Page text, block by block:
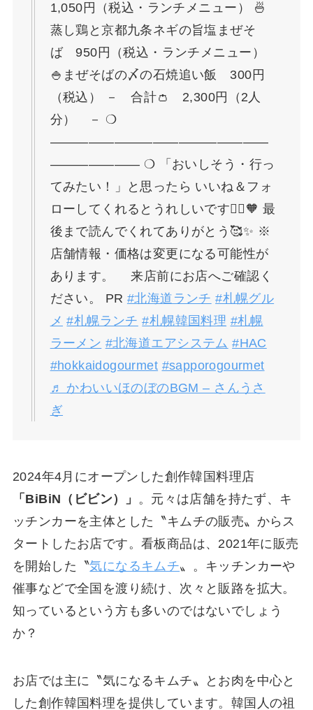
1,050円（税込・ランチメニュー） 🍜
蒸し鶏と京都九条ネギの旨塩まぜそ
ば 950円（税込・ランチメニュー）
🍚まぜそばの〆の石焼追い飯 300円
（税込） － 合計👛 2,300円（2人
分） － ❍
—————————————————
——————— ❍ 「おいしそう・行っ
てみたい！」と思ったら いいね＆フォ
ローしてくれるとうれしいです🙇‍♀️🧡 最
後まで読んでくれてありがとう🥰✨ ※
店舗情報・価格は変更になる可能性が
あります。 来店前にお店へご確認く
ださい。 PR #北海道ランチ #札幌グル
メ #札幌ランチ #札幌韓国料理 #札幌
ラーメン #北海道エアシステム #HAC
#hokkaidogourmet #sapporogourmet
♬ かわいいほのぼのBGM – さんうさ
ぎ
2024年4月にオープンした創作韓国料理店
「BiBiN（ビビン）」
。元々は店舗を持たず、キ
ッチンカーを主体とした〝キムチの販売〟からス
タートしたお店です。看板商品は、2021年に販売
を開始した〝気になるキムチ〟。キッチンカーや
催事などで全国を渡り続け、次々と販路を拡大。
知っているという方も多いのではないでしょう
か？
お店では主に〝気になるキムチ〟とお肉を中心と
した創作韓国料理を提供しています。韓国人の祖